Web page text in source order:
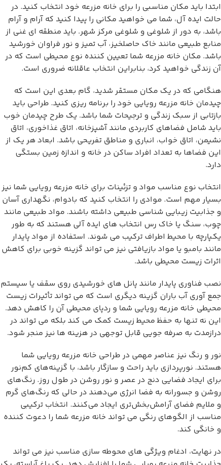
ابتدا باید مکان مناسبی را برای خانه مزرعه خود انتخاب کنید. در
حالت ایده آل، شما می خواهید مکانی را پیدا کنید که آرام و آرام
باشد، به دور از شلوغی و شلوغی مرکز شهر. باید منطقه ای غنی از
منابع طبیعی مانند خاک حاصلخیز، آب تمیز و نور فراوان خورشید
باشد. مکان خانه مزرعه شما تعیین کننده نوع محیطی است که در
آن زندگی خواهید کرد، بنابراین انتخاب عاقلانه ضروری است.
هنگامی که در یک مکان مستقر شدید، گام بعدی این است که
چیدمان خانه مزرعه رویایی خود را برنامه ریزی کنید. طراحی باید
بازتابی از سبک زندگی و ترجیحات شما باشد. یک طرح چیدمان خوب
باید شامل فضاهای کاربردی مانند آشپزخانه، اتاق غذاخوری، اتاق
نشیمن، اتاق خواب، انباری و مناطق تفریحی باشد. ابعاد هر یک از
این فضاها به تعداد افراد ساکن در خانه و اندازه زمین بستگی
دارد.
انتخاب نوع مناسب مواد و تزئینات برای خانه مزرعه رویایی شما نیز
بسیار مهم است. موادی را انتخاب کنید که بادوام، نگهداری آسان
و جذابیت زیبایی شناسی طبیعی داشته باشند. مواد طبیعی مانند
چوب، سنگ یا خاک رس انتخاب های ایده آلی هستند که به طور
یکپارچه با محیط اطراف ترکیب می شوند. استفاده از مواد پایدار
مانند بامبو یا مواد بازیافتی نیز می تواند گزینه خوبی برای کاهش
اثرات زیست محیطی باشد.
نصب فناوری پایدار مانند پانل های خورشیدی روی سقف یا سیستم
جمع آوری آب باران گزینه دیگری است که می تواند تأثیرات زیست
محیطی خانه مزرعه رویایی شما و ردپای محیطی آن را کاهش دهد.
این نه تنها به حفظ محیط زیست کمک می کند بلکه می تواند در
درازمدت به صرفه جویی قابل توجهی در هزینه ها نیز منجر شود.
نور و رنگ نیز عناصر مهمی در طراحی خانه مزرعه رویایی شما
هستند. نورپردازی باید راحت و سازگار باشد، با گزینه‌های کم‌نور
برای ایجاد فضایی دنج در عصر و نور روشن در طول روز. رنگ‌های
روشن و جسورانه به فضا انرژی می‌دهند در حالی که رنگ‌های گرم
و ملایم فضای آرامش‌بخش‌تری ایجاد می‌کنند. انتخاب ترکیبی
مناسب از الگوهای رنگی می تواند خانه مزرعه شما را دعوت کننده
و خانگی کند.
در نهایت، ادغام ویژگی های محوطه سازی مناسب نیز می تواند